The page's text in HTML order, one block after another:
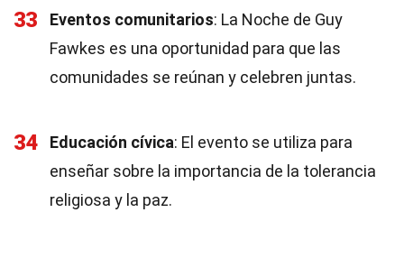
33 Eventos comunitarios: La Noche de Guy
Fawkes es una oportunidad para que las
comunidades se reúnan y celebren juntas.
34 Educación cívica: El evento se utiliza para
enseñar sobre la importancia de la tolerancia
religiosa y la paz.